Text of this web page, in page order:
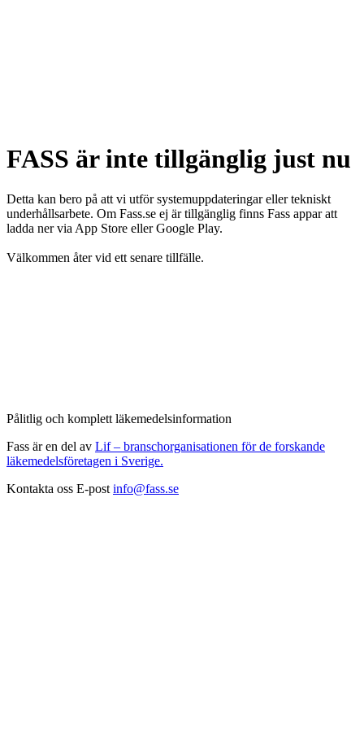
FASS är inte tillgänglig just nu
Detta kan bero på att vi utför systemuppdateringar eller tekniskt
underhållsarbete. Om Fass.se ej är tillgänglig finns Fass appar att
ladda ner via App Store eller Google Play.
Välkommen åter vid ett senare tillfälle.
Pålitlig och komplett läkemedelsinformation
Fass är en del av Lif – branschorganisationen för de forskande
läkemedelsföretagen i Sverige.
Kontakta oss E-post info@fass.se